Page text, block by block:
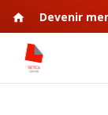
Devenir